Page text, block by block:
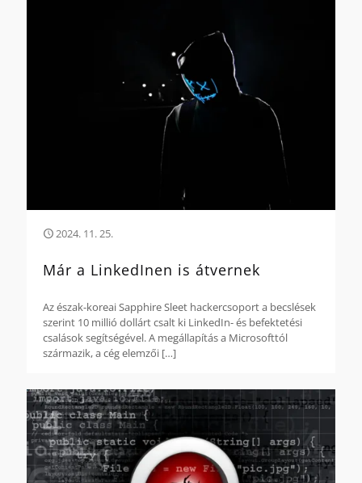
2024. 11. 25.
Már a LinkedInen is átvernek
Az észak-koreai Sapphire Sleet hackercsoport a becslések
szerint 10 millió dollárt csalt ki LinkedIn- és befektetési
csalások segítségével. A megállapítás a Microsofttól
származik, a cég elemzői […]